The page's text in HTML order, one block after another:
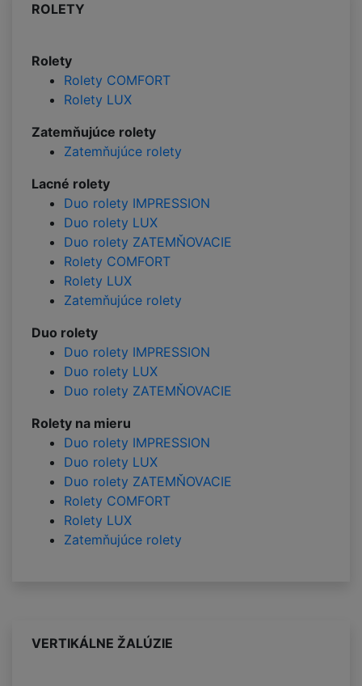
ROLETY
Rolety
Rolety COMFORT
Rolety LUX
Zatemňujúce rolety
Zatemňujúce rolety
Lacné rolety
Duo rolety IMPRESSION
Duo rolety LUX
Duo rolety ZATEMŇOVACIE
Rolety COMFORT
Rolety LUX
Zatemňujúce rolety
Duo rolety
Duo rolety IMPRESSION
Duo rolety LUX
Duo rolety ZATEMŇOVACIE
Rolety na mieru
Duo rolety IMPRESSION
Duo rolety LUX
Duo rolety ZATEMŇOVACIE
Rolety COMFORT
Rolety LUX
Zatemňujúce rolety
VERTIKÁLNE ŽALÚZIE